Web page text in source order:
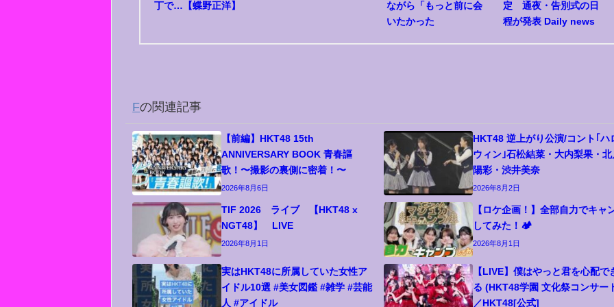
丁で…【蝶野正洋】
ながら「もっと前に会
いたかった
定 通夜・告別式の日
程が発表 Daily news
Fの関連記事
【前編】HKT48 15th
ANNIVERSARY BOOK 青春謳
歌！〜撮影の裏側に密着！〜
2026年8月6日
HKT48 逆上がり公演/コント｢ハ
ウィン｣石松結菜・大内梨果・北
陽彩・渋井美奈
2026年8月2日
TIF 2026 ライブ 【HKT48 x
NGT48】 LIVE
2026年8月1日
【ロケ企画！】全部自力でキャ
してみた！🏕️
2026年8月1日
実はHKT48に所属していた女性ア
イドル10選 #美女図鑑 #雑学 #芸能
人 #アイドル
【LIVE】僕はやっと君を心配で
る (HKT48学園 文化祭コンサー
／HKT48[公式]